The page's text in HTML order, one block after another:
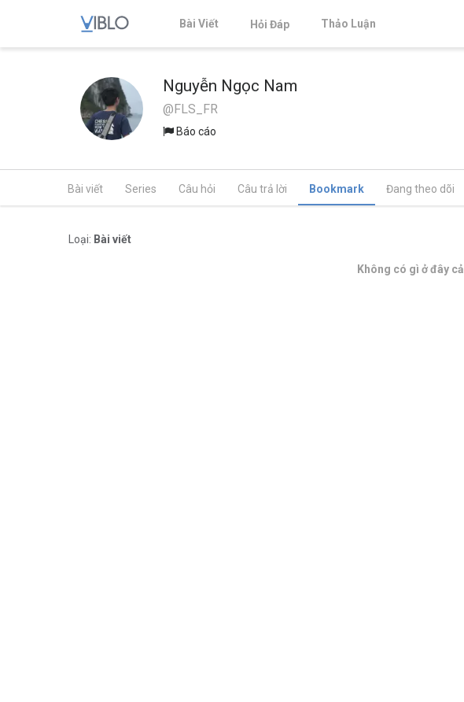
Bài Viết Hỏi Đáp Thảo Luận
Nguyễn Ngọc Nam
@FLS_FR
Báo cáo
Bài viết Series Câu hỏi Câu trả lời Bookmark Đang theo dõi
Loại: Bài viết
Không có gì ở đây cả